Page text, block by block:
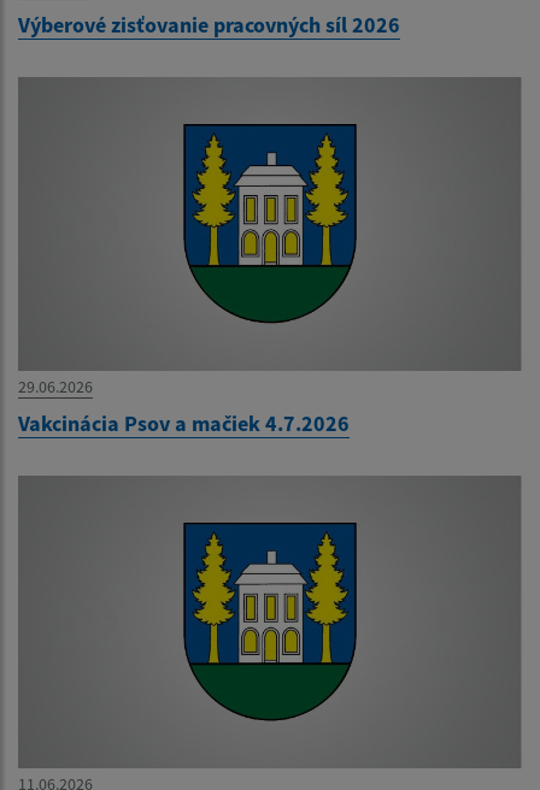
Výberové zisťovanie pracovných síl 2026
29.06.2026
Vakcinácia Psov a mačiek 4.7.2026
11.06.2026